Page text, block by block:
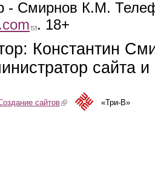
- Смирнов К.М.
(link sends e-mail)
. 18+
Константин
сайта
сайтов(link is external)«Три-В»